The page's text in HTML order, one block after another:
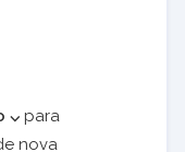
⌵ para
nova